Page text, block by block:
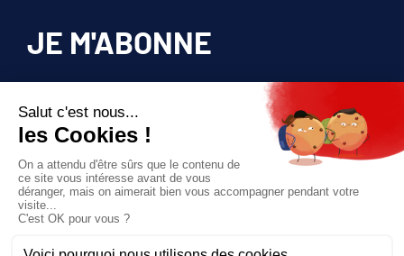
JE M'ABONNE
Pour bénéficier d’un accès privilégié à tous
les articles publiés sur site.
Prix unique 180€/AN
JE M'ABONNE